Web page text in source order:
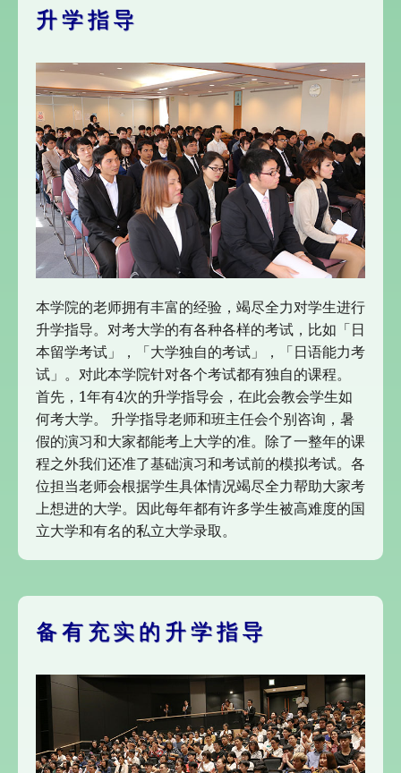
升学指导
本学院的老师拥有丰富的经验，竭尽全力对学生进行
升学指导。对考大学的有各种各样的考试，比如「日
本留学考试」，「大学独自的考试」，「日语能力考
试」。对此本学院针对各个考试都有独自的课程。
首先，1年有4次的升学指导会，在此会教会学生如
何考大学。 升学指导老师和班主任会个别咨询，暑
假的演习和大家都能考上大学的准。除了一整年的课
程之外我们还准了基础演习和考试前的模拟考试。各
位担当老师会根据学生具体情况竭尽全力帮助大家考
上想进的大学。因此每年都有许多学生被高难度的国
立大学和有名的私立大学录取。
备有充实的升学指导